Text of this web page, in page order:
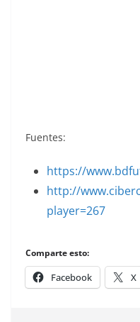
Fuentes:
https://
http://
player=267
Comparte esto:
Facebook X